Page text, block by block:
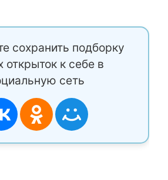
сохранить подборку
открыток к себе в
сеть